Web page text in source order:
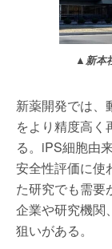
▲新本
新薬開発では、
をより精度高く
る。iPS細胞由
安全性評価に使
た研究でも需要
企業や研究機関
狙いがある。